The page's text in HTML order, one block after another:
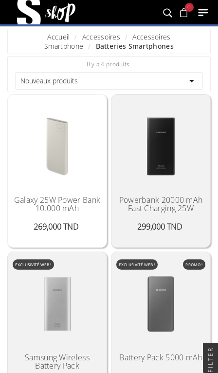
0
Accueil Accessoires
Accessoires
Smartphone
Batteries Smartphones
Il y a 4 produits.
Nouveaux produits 
Galaxy 25W Power Bank
10.000 mAh
269,000 TND
Powerbank 20000 mAh
Fast Charging 25W
299,000 TND
EXCLUSIVITÉ WEB !
Samsung Wireless
Battery Pack
EXCLUSIVITÉ WEB ! PROMO !
Battery Pack 5000 mAh FILTER